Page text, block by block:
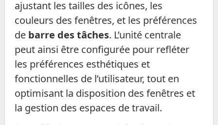
ajustant les tailles des icônes, les
couleurs des fenêtres, et les préférences
de barre des tâches. L’unité centrale
peut ainsi être configurée pour refléter
les préférences esthétiques et
fonctionnelles de l’utilisateur, tout en
optimisant la disposition des fenêtres et
la gestion des espaces de travail.